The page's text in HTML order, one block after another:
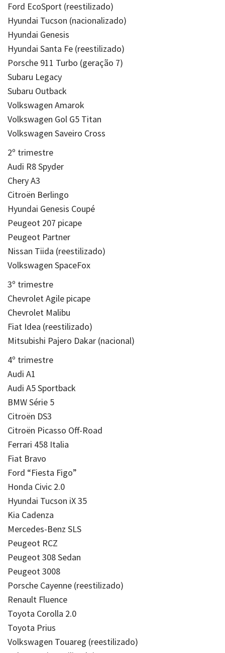
Ford EcoSport (reestilizado)
Hyundai Tucson (nacionalizado)
Hyundai Genesis
Hyundai Santa Fe (reestilizado)
Porsche 911 Turbo (geração 7)
Subaru Legacy
Subaru Outback
Volkswagen Amarok
Volkswagen Gol G5 Titan
Volkswagen Saveiro Cross
2º trimestre
Audi R8 Spyder
Chery A3
Citroën Berlingo
Hyundai Genesis Coupé
Peugeot 207 picape
Peugeot Partner
Nissan Tiida (reestilizado)
Volkswagen SpaceFox
3º trimestre
Chevrolet Agile picape
Chevrolet Malibu
Fiat Idea (reestilizado)
Mitsubishi Pajero Dakar (nacional)
4º trimestre
Audi A1
Audi A5 Sportback
BMW Série 5
Citroën DS3
Citroën Picasso Off-Road
Ferrari 458 Italia
Fiat Bravo
Ford “Fiesta Figo”
Honda Civic 2.0
Hyundai Tucson iX 35
Kia Cadenza
Mercedes-Benz SLS
Peugeot RCZ
Peugeot 308 Sedan
Peugeot 3008
Porsche Cayenne (reestilizado)
Renault Fluence
Toyota Corolla 2.0
Toyota Prius
Volkswagen Touareg (reestilizado)